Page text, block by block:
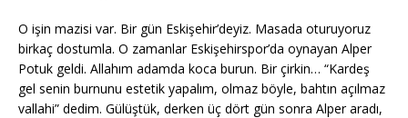
O işin mazisi var. Bir gün Eskişehir’deyiz. Masada oturuyoruz
birkaç dostumla. O zamanlar Eskişehirspor’da oynayan Alper
Potuk geldi. Allahım adamda koca burun. Bir çirkin… “Kardeş
gel senin burnunu estetik yapalım, olmaz böyle, bahtın açılmaz
vallahi” dedim. Gülüştük, derken üç dört gün sonra Alper aradı,